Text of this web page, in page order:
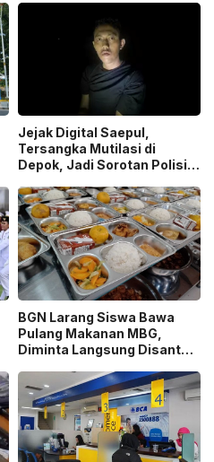
Jejak Digital Saepul,
Tersangka Mutilasi di
Depok, Jadi Sorotan Polisi
BGN Larang Siswa Bawa
Pulang Makanan MBG,
Diminta Langsung Disantap